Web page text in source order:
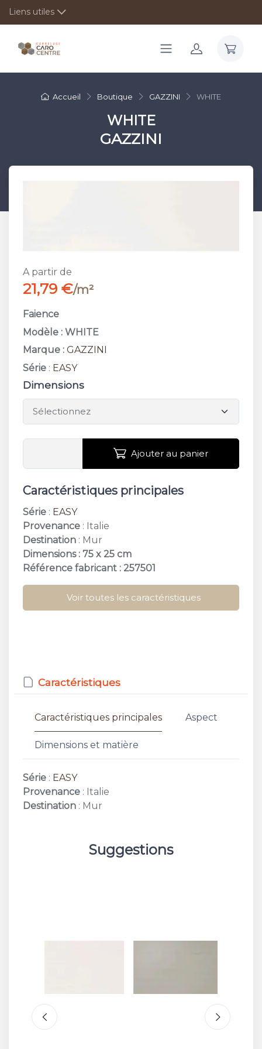
Liens utiles
Accueil Boutique GAZZINI WHITE
WHITE
GAZZINI
A partir de
21,79 €/m²
Faience
Modèle : WHITE
Marque : GAZZINI
Série : EASY
Dimensions
Ajouter au panier
Caractéristiques principales
Série : EASY
Provenance : Italie
Destination : Mur
Dimensions : 75 x 25 cm
Référence fabricant : 257501
Voir toutes les caractéristiques
Caractéristiques
Caractéristiques principales Aspect
Dimensions et matière
Série : EASY
Provenance : Italie
Destination : Mur
Suggestions